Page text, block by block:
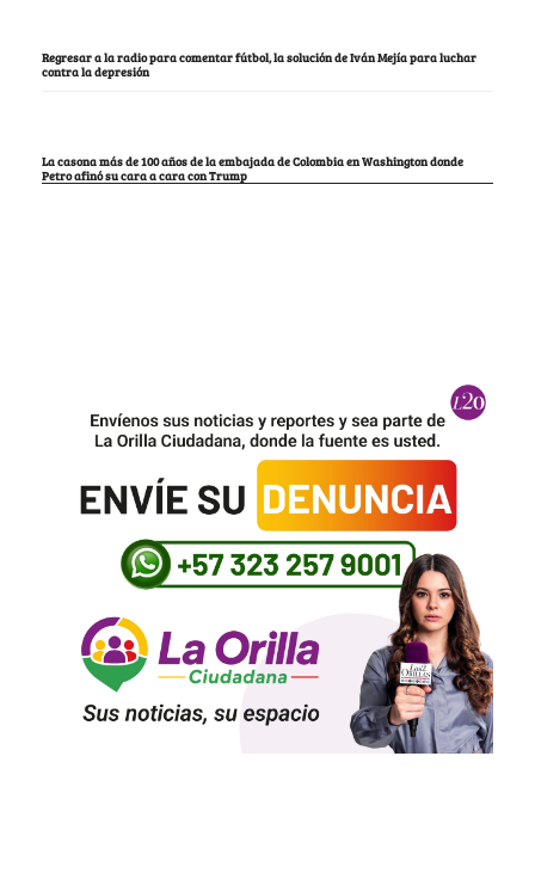
Regresar a la radio para comentar fútbol, la solución de Iván Mejía para luchar
contra la depresión
La casona más de 100 años de la embajada de Colombia en Washington donde
Petro afinó su cara a cara con Trump